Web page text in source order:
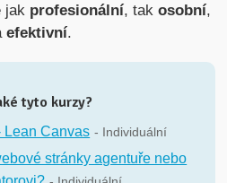
jak profesionální, takosobní,
efektivní.
tyto kurzy?
Lean Canvas - Individuální
stránky agentuře nebo